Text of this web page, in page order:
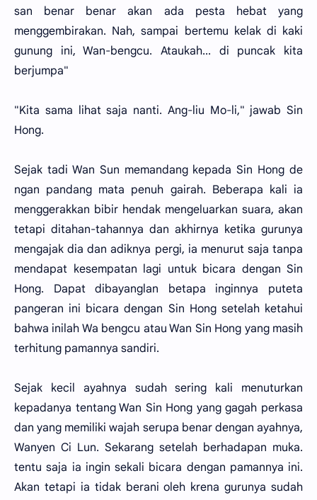
san benar benar akan ada pesta hebat yang
menggembirakan. Nah, sampai bertemu kelak di kaki
gunung ini, Wan-bengcu. Ataukah... di puncak kita
berjumpa"
"Kita sama lihat saja nanti. Ang-liu Mo-li," jawab Sin
Hong.
Sejak tadi Wan Sun memandang kepada Sin Hong de
ngan pandang mata penuh gairah. Beberapa kali ia
menggerakkan bibir hendak mengeluarkan suara, akan
tetapi ditahan-tahannya dan akhirnya ketika gurunya
mengajak dia dan adiknya pergi, ia menurut saja tanpa
mendapat kesempatan lagi untuk bicara dengan Sin
Hong. Dapat dibayanglan betapa inginnya puteta
pangeran ini bicara dengan Sin Hong setelah ketahui
bahwa inilah Wa bengcu atau Wan Sin Hong yang masih
terhitung pamannya sandiri.
Sejak kecil ayahnya sudah sering kali menuturkan
kepadanya tentang Wan Sin Hong yang gagah perkasa
dan yang memiliki wajah serupa benar dengan ayahnya,
Wanyen Ci Lun. Sekarang setelah berhadapan muka.
tentu saja ia ingin sekali bicara dengan pamannya ini.
Akan tetapi ia tidak berani oleh krena gurunya sudah